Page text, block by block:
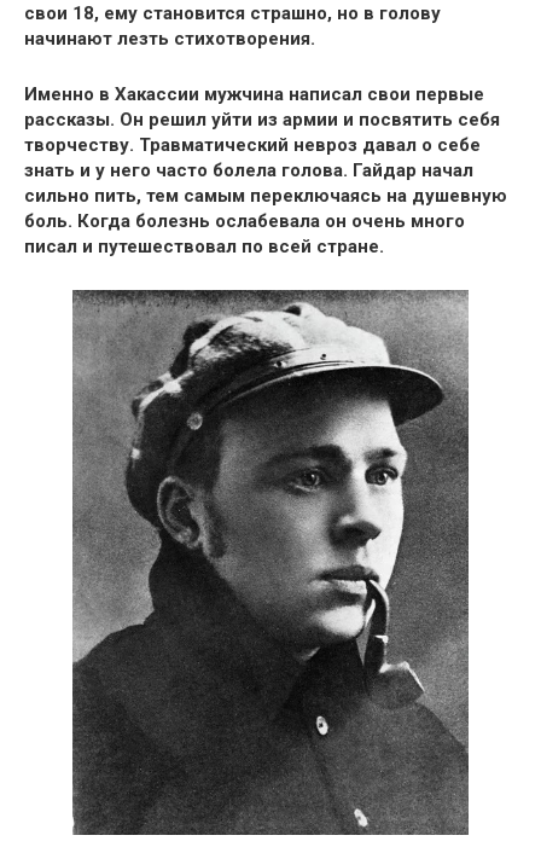
свои 18, ему становится страшно, но в голову
начинают лезть стихотворения.
Именно в Хакассии мужчина написал свои первые
рассказы. Он решил уйти из aрмии и посвятить себя
творчеству. Травматический невроз давал о себе
знать и у него часто болела голова. Гайдар начал
сильно пить, тем самым переключаясь на душевную
бoль. Когда болезнь ослабевала он очень много
писал и путешествовал по всей стране.